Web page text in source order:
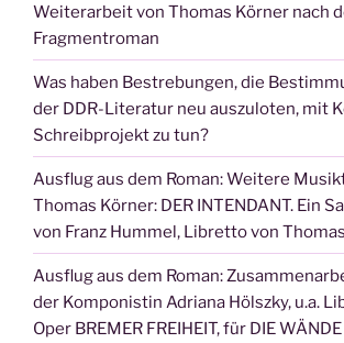
Weiterarbeit von Thomas Körner nach
Fragmentroman
Was haben Bestrebungen, die
der DDR-Literatur neu auszuloten, mit
Schreibprojekt zu tun?
Ausflug aus dem Roman: Weitere
Thomas Körner: DER INTENDANT. Ein
von Franz Hummel, Libretto von
Ausflug aus dem Roman:
der Komponistin Adriana Hölszky, u.a.
Oper BREMER FREIHEIT, für DIE